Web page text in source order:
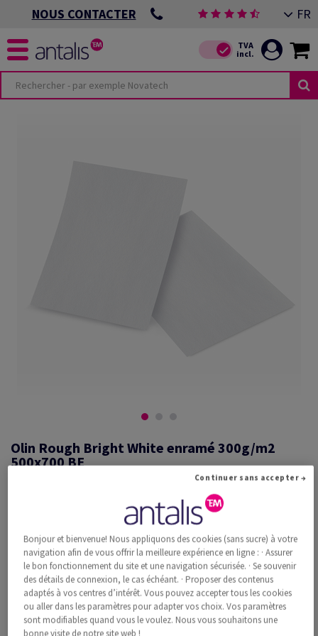
NOUS CONTACTER FR
Olin Rough Bright White enramé 300g/m2
500x700 BE
Olin, Rough, Bright White, mat, sans bois ECF, 300g/m2, 500mm x
700mm, BE, Paquet de 100 feuilles, FSC Mix Credit
Information additionnelle
Recommander ce produit
Prix catalogue TVA incl.
CHF 1'679.12 33.86% Rabais
Bonjour et bienvenue! Nous appliquons des cookies (sans sucre) à votre
navigation afin de vous offrir la meilleure expérience en ligne : · Assurer
le bon fonctionnement du site et une navigation sécurisée. · Se souvenir
des détails de connexion, le cas échéant. · Proposer des contenus
adaptés à vos centres d’intérêt. Vous pouvez accepter tous les cookies
ou aller dans les paramètres pour adapter vos choix. Vos paramètres
sont modifiables quand vous le voulez. Nous vous souhaitons une
bonne visite de notre site web !
Continuer sans accepter →